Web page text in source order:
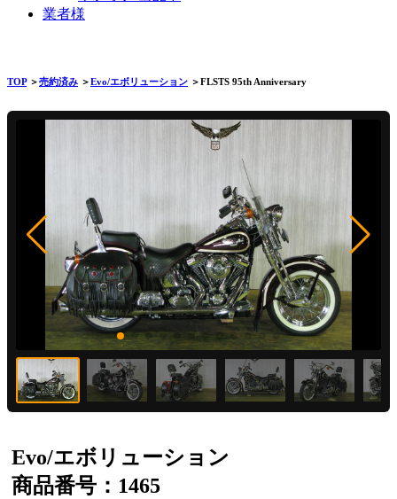
業者様
TOP＞売約済み ＞Evo/エボリューション ＞FLSTS 95th Anniversary
Evo/エボリューション
商品番号：1465